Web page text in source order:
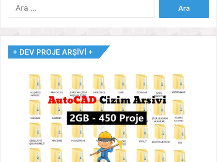
+ DEV PROJE ARŞİVİ +